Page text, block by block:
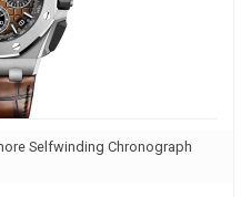
Selfwinding Chronograph